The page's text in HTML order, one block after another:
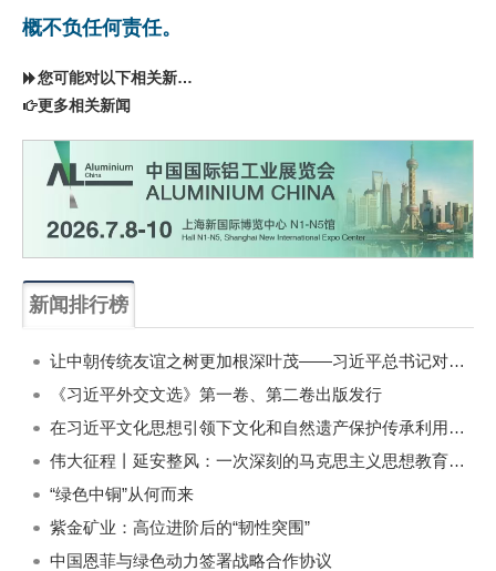
概不负任何责任。
您可能对以下相关新闻同样感兴趣
更多相关新闻
新闻排行榜
让中朝传统友谊之树更加根深叶茂——习近平总书记对朝鲜进行国事访问纪实
《习近平外交文选》第一卷、第二卷出版发行
在习近平文化思想引领下文化和自然遗产保护传承利用工作开创新局面
伟大征程丨延安整风：一次深刻的马克思主义思想教育运动
“绿色中铜”从何而来
紫金矿业：高位进阶后的“韧性突围”
中国恩菲与绿色动力签署战略合作协议